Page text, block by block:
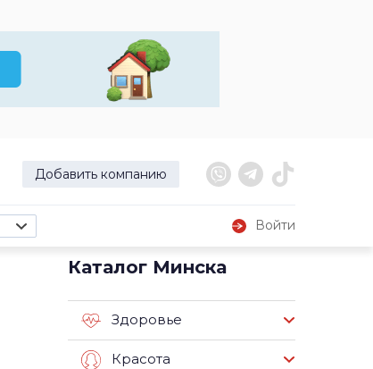
Добавить компанию
Войти
Каталог Минска
Здоровье
Красота